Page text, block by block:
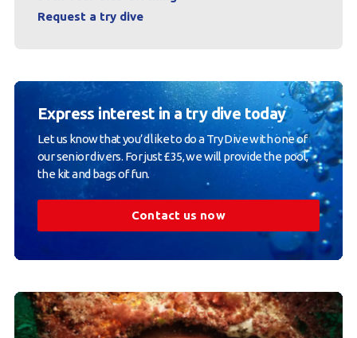
Request a try dive
Express interest in a try dive today
Let us know that you’d like to do a Try Dive with one of
our senior divers. For just £35, we will provide the pool,
the kit and bags of fun.
Contact us now